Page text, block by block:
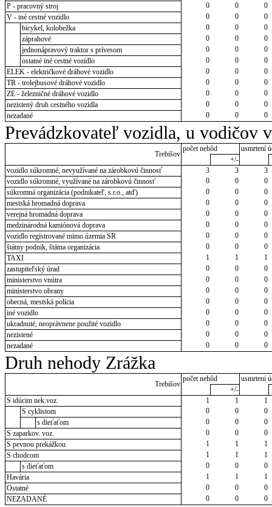
P - pracovný stroj
0 0
0
V - iné cestné vozidlo
0 0
0
bicykel, kolobežka
0 0
0
záprahové
0 0
0
jednonápravový traktor s prívesom
0 0
0
ostatné iné cestné vozidlo
0 0
0
ELEK - električkové dráhové vozidlo
0 0
0
TR - trolejbusové dráhové vozidlo
0 0
0
ZE - železničné dráhové vozidlo
0 0
0
nezistený druh cestného vozidla
0 0
0
nezadané
0 0 0
Prevádzkovateľ vozidla, u vodičov
Trebišov
počet nehôd
usmrtení
+/-
vozidlo súkromné, nevyužívané na zárobkovú činnosť
3 3
3
vozidlo súkromné, využívané na zárobkovú činnosť
0 0
0
súkromná organizácia (podnikateľ, s.r.o., atď)
0 0
0
mestská hromadná doprava
0 0
0
verejná hromadná doprava
0 0
0
medzinárodná kamiónová doprava
0 0
0
vozidlo registrované mimo územia SR
0 0
0
štátny podnik, štátna organizácia
0 0
0
TAXI
1 1
1
zastupiteľský úrad
0 0
0
ministerstvo vnútra
0 0
0
ministerstvo obrany
0 0
0
obecná, mestská polícia
0 0
0
iné vozidlo
0 0
0
ukradnuté, neoprávnene použité vozidlo
0 0
0
nezistené
0 0
0
nezadané
0 0 0
Druh nehody Zrážka
Trebišov
počet nehôd
usmrtení
+/-
S idúcim nek.voz.
1 1
1
S cyklistom
0 0
0
s dieťaťom
0 0
0
S zaparkov. voz.
0 0
0
S pevnou prekážkou
1 1
1
S chodcom
1 1
1
s dieťaťom
0 0
0
Havária
1 1
1
Ostatné
0 0
0
NEZADANÉ
0 0 0